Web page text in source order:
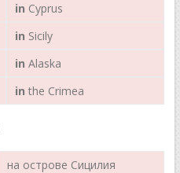
in Cyprus
in Sicily
in Alaska
in the Crimea
на острове Сицилия